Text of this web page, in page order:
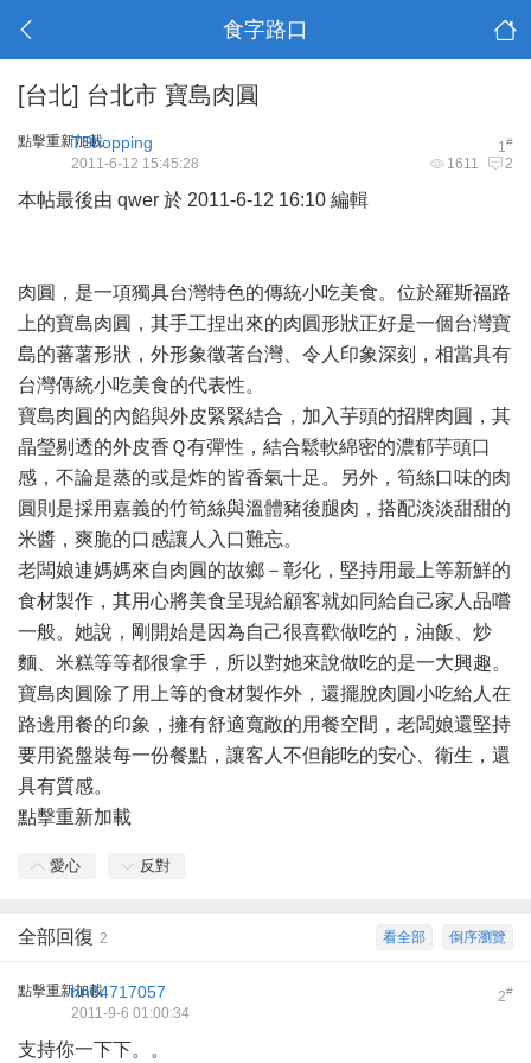
食字路口
[台北] 台北市 寶島肉圓
點擊重新加載 1#
TShopping
1611 2
2011-6-12 15:45:28
本帖最後由 qwer 於 2011-6-12 16:10 編輯
肉圓，是一項獨具台灣特色的傳統小吃美食。位於羅斯福路
上的寶島肉圓，其手工捏出來的肉圓形狀正好是一個台灣寶
島的蕃薯形狀，外形象徵著台灣、令人印象深刻，相當具有
台灣傳統小吃美食的代表性。
寶島肉圓的內餡與外皮緊緊結合，加入芋頭的招牌肉圓，其
晶瑩剔透的外皮香Ｑ有彈性，結合鬆軟綿密的濃郁芋頭口
感，不論是蒸的或是炸的皆香氣十足。另外，筍絲口味的肉
圓則是採用嘉義的竹筍絲與溫體豬後腿肉，搭配淡淡甜甜的
米醬，爽脆的口感讓人入口難忘。
老闆娘連媽媽來自肉圓的故鄉－彰化，堅持用最上等新鮮的
食材製作，其用心將美食呈現給顧客就如同給自己家人品嚐
一般。她說，剛開始是因為自己很喜歡做吃的，油飯、炒
麵、米糕等等都很拿手，所以對她來說做吃的是一大興趣。
寶島肉圓除了用上等的食材製作外，還擺脫肉圓小吃給人在
路邊用餐的印象，擁有舒適寬敞的用餐空間，老闆娘還堅持
要用瓷盤裝每一份餐點，讓客人不但能吃的安心、衛生，還
具有質感。
點擊重新加載
愛心 反對
倒序瀏覽
看全部
全部回復 2
點擊重新加載 2#
hn84717057
2011-9-6 01:00:34
支持你一下下。。